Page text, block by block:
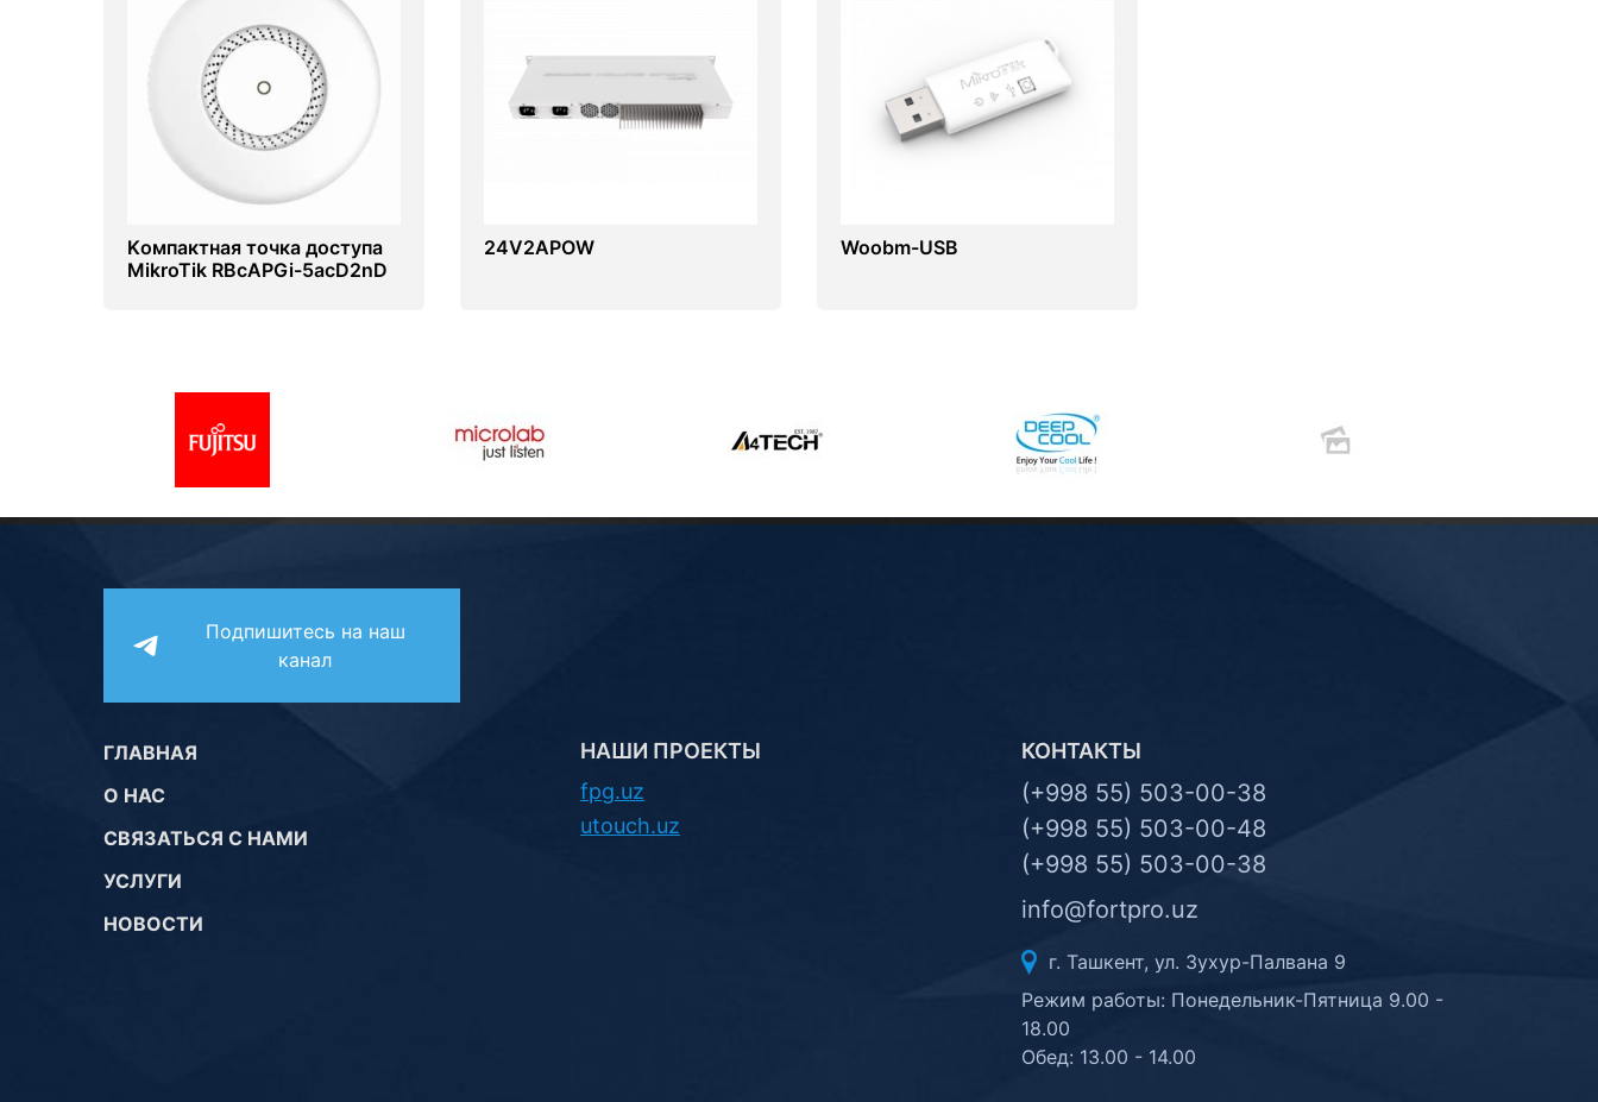
Kомпактная точка доступа
MikroTik RBcAPGi-5acD2nD
24V2APOW Woobm-USB
Подпишитесь на наш
канал
ГЛАВНАЯ
О НАС
СВЯЗАТЬСЯ С НАМИ
УСЛУГИ
НОВОСТИ
НАШИ ПРОЕКТЫ
fpg.uz
utouch.uz
КОНТАКТЫ
(+998 55) 503-00-38
(+998 55) 503-00-48
(+998 55) 503-00-38
info@fortpro.uz
г. Ташкент, ул. Зухур-Палвана 9
Режим работы: Понедельник-Пятница 9.00 -
18.00
Обед: 13.00 - 14.00